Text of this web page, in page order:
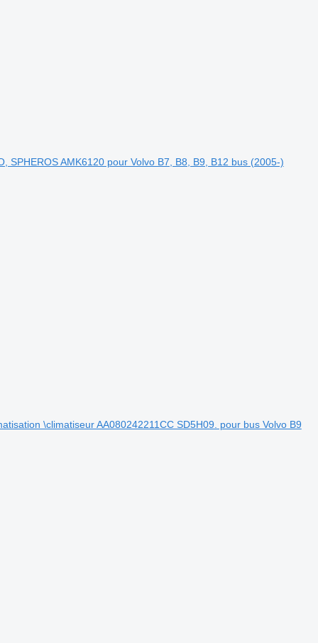
SPHEROS AMK6120 pour Volvo B7, B8, B9, B12 bus (2005-)
\climatiseur AA080242211CC SD5H09. pour bus Volvo B9